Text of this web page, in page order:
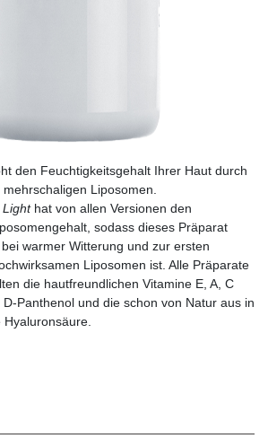
den Feuchtigkeitsgehalt Ihrer Haut durch
Liposomen.
Lighthat von allen Versionen den
sodass dieses Präparat
warmer Witterung und zur ersten
Liposomen ist. Alle Präparate
die hautfreundlichen Vitamine E, A, C
Panthenol und die schon von Natur aus in